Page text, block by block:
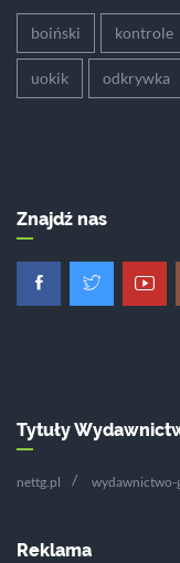
boiński kontrole
uokik odkrywka
Znajdź nas
Tytuły
nettg.pl wydawnictwo-
Reklama